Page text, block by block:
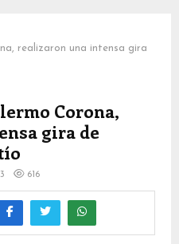
realizaron una intensa gira
Corona,
gira de
616